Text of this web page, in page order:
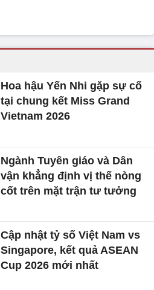
Hoa hậu Yến Nhi gặp sự cố
tại chung kết Miss Grand
Vietnam 2026
Ngành Tuyên giáo và Dân
vận khẳng định vị thế nòng
cốt trên mặt trận tư tưởng
Cập nhật tỷ số Việt Nam vs
Singapore, kết quả ASEAN
Cup 2026 mới nhất